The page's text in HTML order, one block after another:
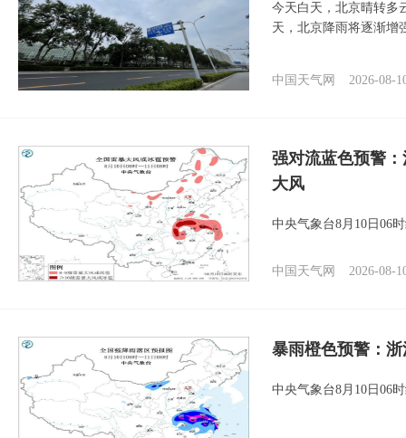
今天白天，北京晴转多
天，北京降雨将逐渐增
中国天气网 2026-08-
强对流蓝色预警
大风
中央气象台8月10日06
中国天气网 2026-08-
暴雨橙色预警：
中央气象台8月10日06